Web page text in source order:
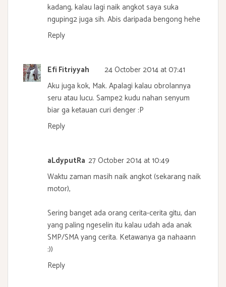
kadang, kalau lagi naik angkot saya suka
nguping2 juga sih. Abis daripada bengong hehe
Reply
Efi Fitriyyah
24 October 2014 at 07:41
Aku juga kok, Mak. Apalagi kalau obrolannya
seru atau lucu. Sampe2 kudu nahan senyum
biar ga ketauan curi denger :P
Reply
aLdyputRa 27 October 2014 at 10:49
Waktu zaman masih naik angkot (sekarang naik
motor),
Sering banget ada orang cerita-cerita gitu, dan
yang paling ngeselin itu kalau udah ada anak
SMP/SMA yang cerita. Ketawanya ga nahaann
:))
Reply